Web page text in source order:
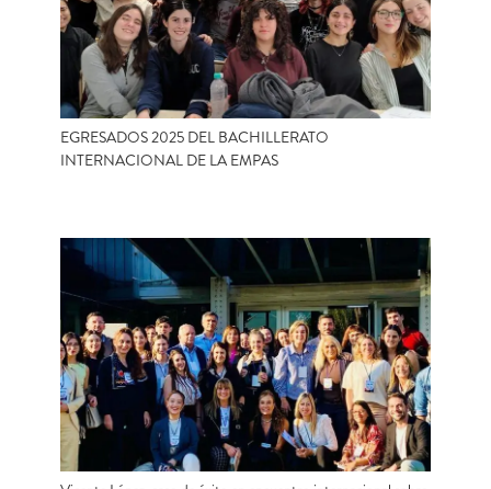
EGRESADOS 2025 DEL BACHILLERATO
INTERNACIONAL DE LA EMPAS